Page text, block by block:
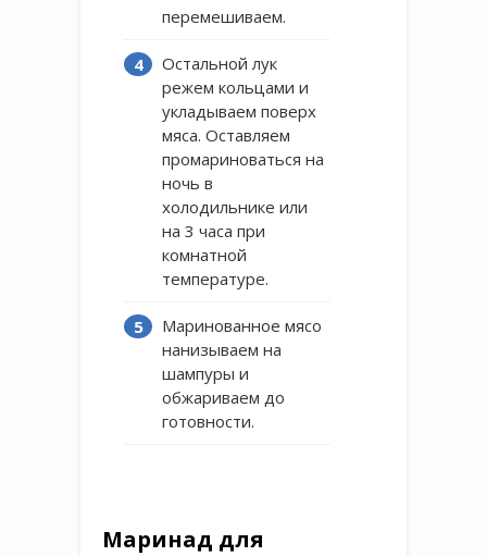
перемешиваем.
Остальной лук
режем кольцами и
укладываем поверх
мяса. Оставляем
промариноваться на
ночь в
холодильнике или
на 3 часа при
комнатной
температуре.
Маринованное мясо
нанизываем на
шампуры и
обжариваем до
готовности.
Маринад для